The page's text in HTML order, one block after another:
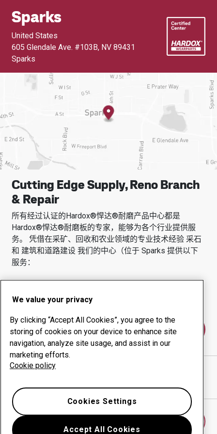
Sparks
United States
605 Glendale Ave. #103B, NV 89431
Sparks
Cutting Edge Supply, Reno Branch
& Repair
所有经过认证的Hardox®悍达®耐磨产品中心都是
Hardox®悍达®耐磨板的专家，能够为各个行业提供服
务。 凭借在采矿、回收和农业领域的专业技术经验 采石
和 建筑和道路建设 我们的中心（位于 Sparks 提供以下
服务：
耐磨产品
咨询服务
正常运行时间管理
联系我们
Cutting Edge Supply, Reno Branch & Repair
We value your privacy
By clicking “Accept All Cookies”, you agree to the
storing of cookies on your device to enhance site
navigation, analyze site usage, and assist in our
marketing efforts.
Cookie policy
Accept All Cookies
Cookies Settings